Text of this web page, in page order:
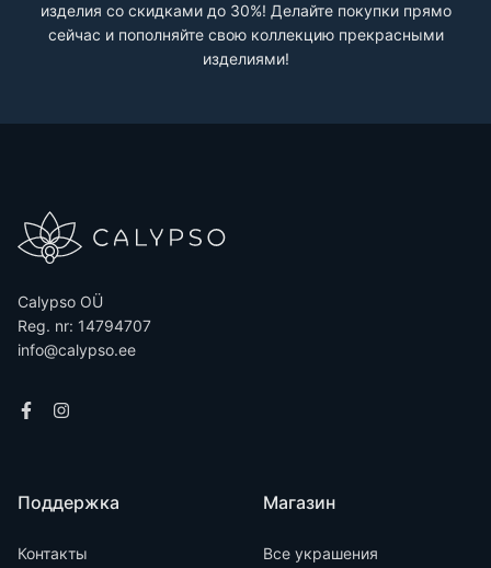
изделия со скидками до 30%! Делайте покупки прямо
сейчас и пополняйте свою коллекцию прекрасными
изделиями!
Calypso OÜ
Reg. nr: 14794707
info@calypso.ee
Поддержка
Контакты
Магазин
Все украшения